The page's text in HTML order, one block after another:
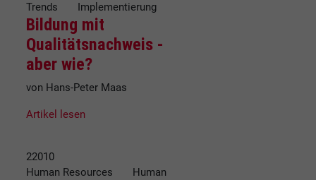
Trends Implementierung
Bildung mit
Qualitätsnachweis -
aber wie?
von Hans-Peter Maas
Artikel lesen
22010
Human Resources Human